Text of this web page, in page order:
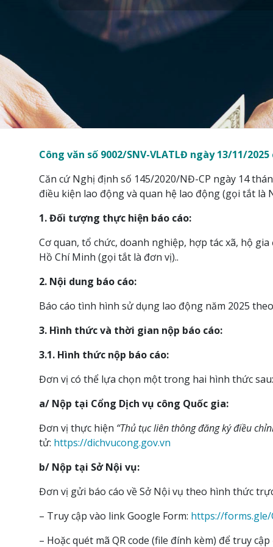
Công văn số 9002/SNV-VLATLĐ ngày 13/11/
Căn cứ Nghị định số 145/2020/NĐ-CP ngày 14
điều kiện lao động và quan hệ lao động (gọi tắt là
1. Đối tượng thực hiện báo cáo:
Cơ quan, tổ chức, doanh nghiệp, hợp tác xã, hộ
Hồ Chí Minh (gọi tắt là đơn vị)..
2. Nội dung báo cáo:
Báo cáo tình hình sử dụng lao động năm 2025
3. Hình thức và thời gian nộp báo cáo:
3.1. Hình thức nộp báo cáo:
Đơn vị có thể lựa chọn một trong hai hình thức
a/ Nộp tại Cổng Dịch vụ công Quốc gia:
Đơn vị thực hiện “Thủ tục liên thông đăng ký điều
tử: https://dichvucong.gov.vn
b/ Nộp tại Sở Nội vụ:
Đơn vị gửi báo cáo về Sở Nội vụ theo hình thức
– Truy cập vào link Google Form: https://forms.gle/
– Hoặc quét mã QR code (file đính kèm) để truy